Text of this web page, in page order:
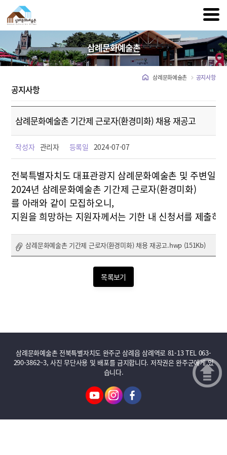
삼례문화예술촌
삼례문화예술촌 공지사항
공지사항
삼례문화예술촌 기간제 근로자(환경미화) 채용 재공고
작성자 관리자 등록일 2024-07-07
전북특별자치도 대표관광지 삼례문화예술촌 및 주변일
2024년 삼례문화예술촌 기간제 근로자(환경미화)
를 아래와 같이 모집하오니,
지원을 희망하는 지원자께서는 기한 내 신청서를 제출하
삼례문화예술촌 기간제 근로자(환경미화) 채용 재공고.hwp (151Kb)
목록보기
삼례문화예술촌 전북특별자치도 완주군 삼례읍 삼례역로 81-13 TEL 063-
290-3862~3, 사진 무단사용 및 배포를 금지합니다. 저작권은 완주군에게 있
습니다.